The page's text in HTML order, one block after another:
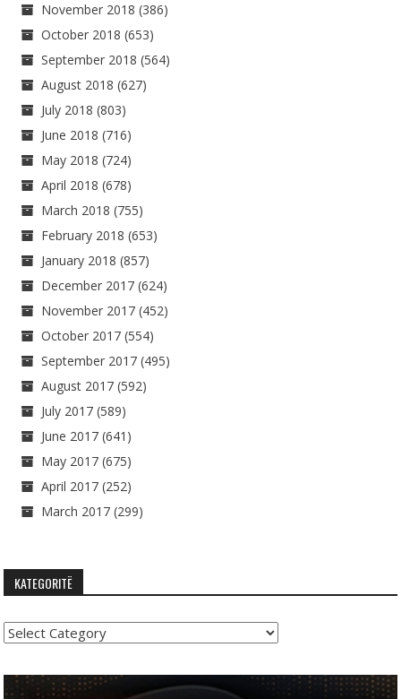
November 2018 (386)
October 2018 (653)
September 2018 (564)
August 2018 (627)
July 2018 (803)
June 2018 (716)
May 2018 (724)
April 2018 (678)
March 2018 (755)
February 2018 (653)
January 2018 (857)
December 2017 (624)
November 2017 (452)
October 2017 (554)
September 2017 (495)
August 2017 (592)
July 2017 (589)
June 2017 (641)
May 2017 (675)
April 2017 (252)
March 2017 (299)
KATEGORITË
Kategoritë